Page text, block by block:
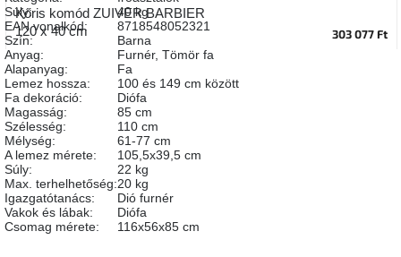
Egy
étkező,
amely
szórakoztat!
A
8.
születésnap
megünneplése
A
kedvenceid
Kőris komód ZUIVER BARBIER
120 x 40 cm
303 077 Ft
Súly:
40 kg
EAN vonalkód:
8718548052321
Szín:
Barna
Anyag: Furnér, Tömör fa
Alapanyag:
Fa
Lemez hossza:
100 és 149 cm között
Fa dekoráció:
Diófa
Magasság:
85 cm
Szélesség:
110 cm
Mélység:
61-77 cm
A lemez mérete:
105,5x39,5 cm
Súly:
22 kg
Max. terhelhetőség:20 kg
Igazgatótanács:
Dió furnér
Vakok és lábak:
Diófa
Csomag mérete: 116x56x85 cm